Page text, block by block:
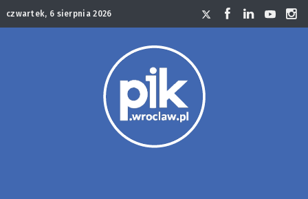
czwartek, 6 sierpnia 2026